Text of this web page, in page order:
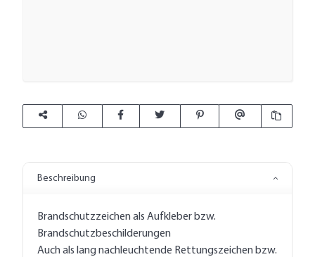
Beschreibung
Brandschutzzeichen als Aufkleber bzw.
Brandschutzbeschilderungen
Auch als lang nachleuchtende Rettungszeichen bzw.